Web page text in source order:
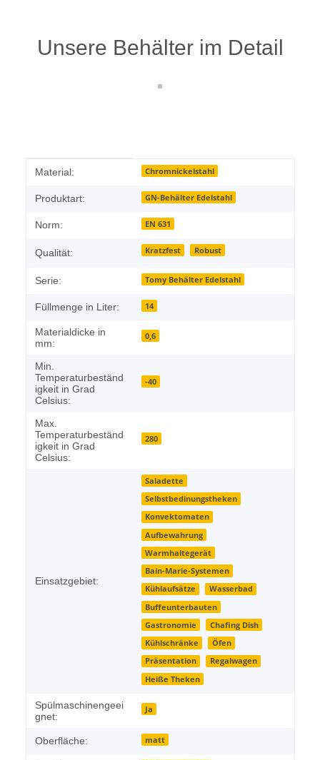
Unsere Behälter im Detail
Produkteigenschaft
Wert
Material: Chromnickelstahl
Produktart: GN-Behälter Edelstahl
Norm: EN 631
Qualität: Kratzfest Robust
Serie: Tomy Behälter Edelstahl
Füllmenge in Liter: 14
Materialdicke in
mm:
0,6
Min.
Temperaturbeständ
igkeit in Grad
Celsius:
-40
Max.
Temperaturbeständ
igkeit in Grad
Celsius:
280
Einsatzgebiet:
Saladette
Selbstbedinungstheken
Konvektomaten
Aufbewahrung
Warmhaltegerät
Bain-Marie-Systemen
Kühlaufsätze
Wasserbad
Buffeunterbauten
Gastronomie
Chafing Dish
Kühlschränke
Öfen
Präsentation
Regalwagen
Heiße Theken
Spülmaschinengeei
gnet:
Ja
Oberfläche: matt